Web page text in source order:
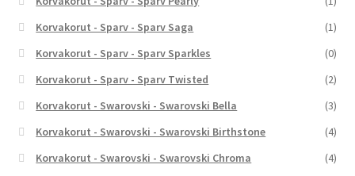
Korvakorut - Sparv - Sparv Saga
(1)
Korvakorut - Sparv - Sparv Sparkles
(0)
Korvakorut - Sparv - Sparv Twisted
(2)
Korvakorut - Swarovski - Swarovski Bella
(3)
Korvakorut - Swarovski - Swarovski Birthstone
(4)
Korvakorut - Swarovski - Swarovski Chroma
(4)